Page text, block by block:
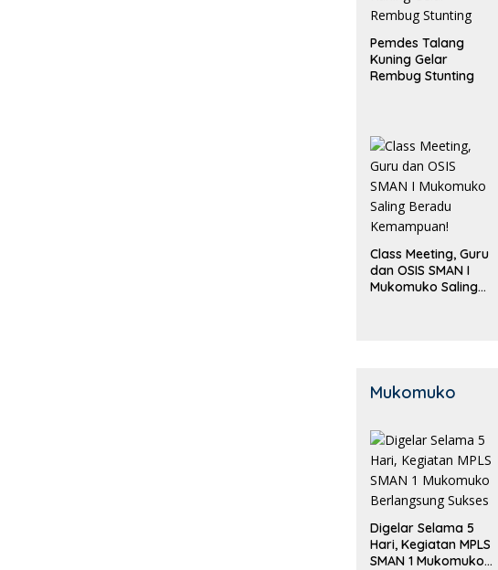
Pemdes Talang
Kuning Gelar
Rembug Stunting
Class Meeting, Guru
dan OSIS SMAN I
Mukomuko Saling
Mukomuko
Digelar Selama 5
Hari, Kegiatan MPLS
SMAN 1 Mukomuko